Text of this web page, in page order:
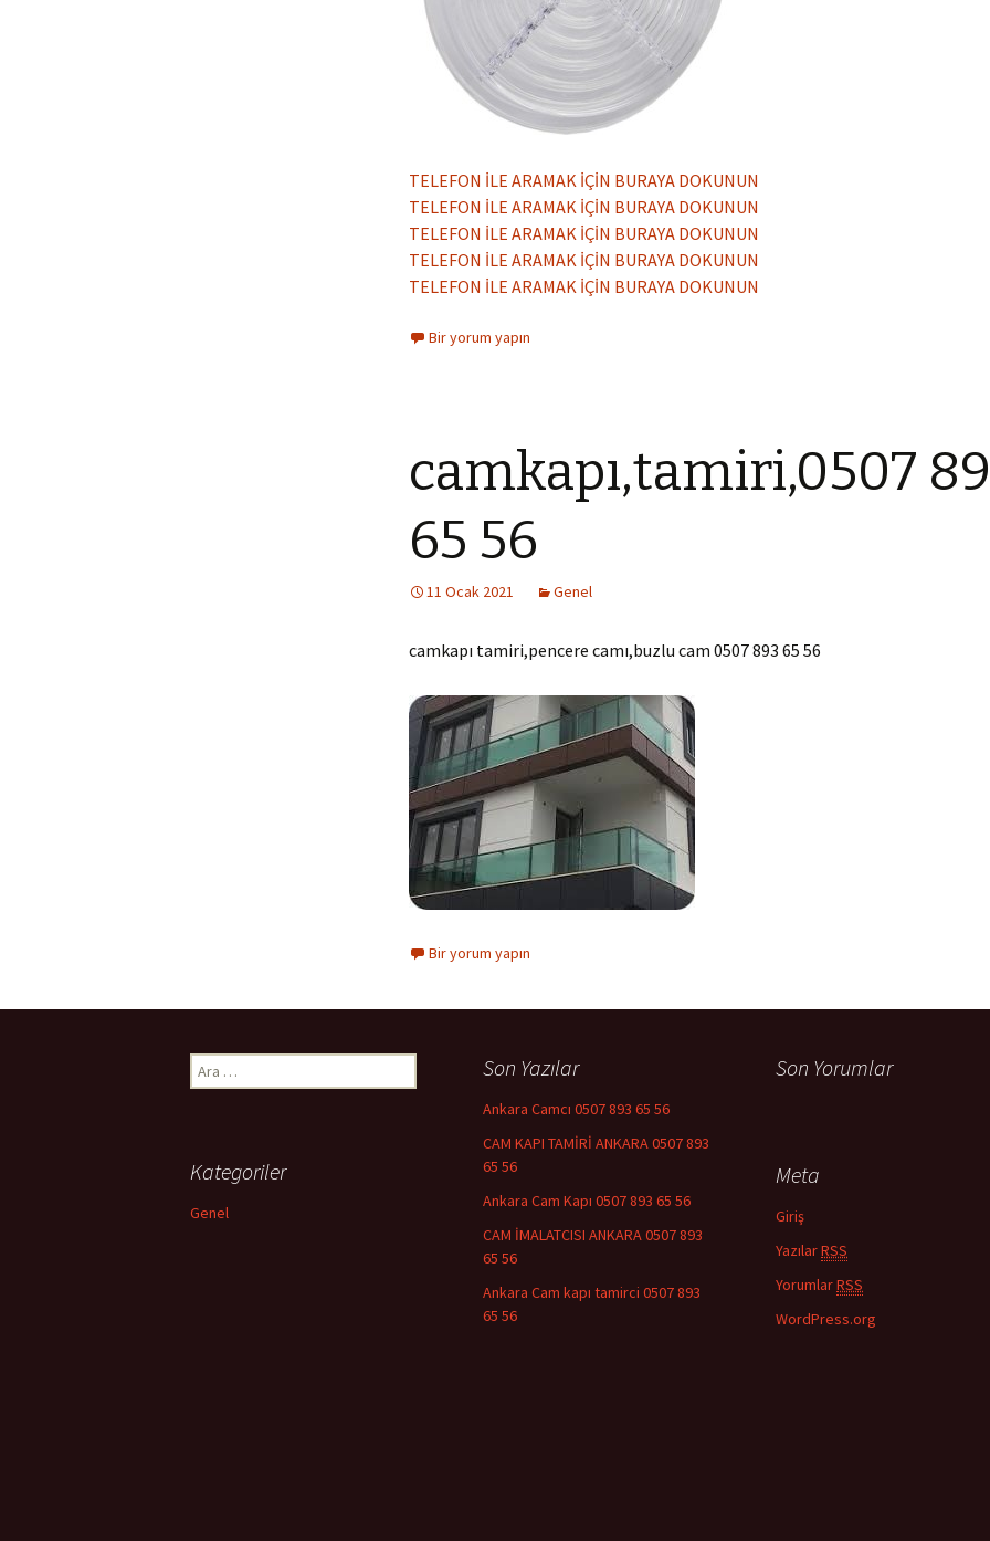
TELEFON İLE ARAMAK İÇİN BURAYA DOKUNUN
TELEFON İLE ARAMAK İÇİN BURAYA DOKUNUN
TELEFON İLE ARAMAK İÇİN BURAYA DOKUNUN
TELEFON İLE ARAMAK İÇİN BURAYA DOKUNUN
TELEFON İLE ARAMAK İÇİN BURAYA DOKUNUN
Bir yorum yapın
camkapı,tamiri,0507
65 56
11 Ocak 2021 Genel
camkapı tamiri,pencere camı,buzlu cam 0507 893 65 56
Bir yorum yapın
Arama: Son Yazılar
Ankara Camcı 0507 893 65 56
CAM KAPI TAMİRİ ANKARA 0507 893
65 56
Ankara Cam Kapı 0507 893 65 56
CAM İMALATCISI ANKARA 0507 893
65 56
Ankara Cam kapı tamirci 0507 893
65 56
Son Yorumlar
Kategoriler
Genel
Meta
Giriş
YazılarRSS
YorumlarRSS
WordPress.org